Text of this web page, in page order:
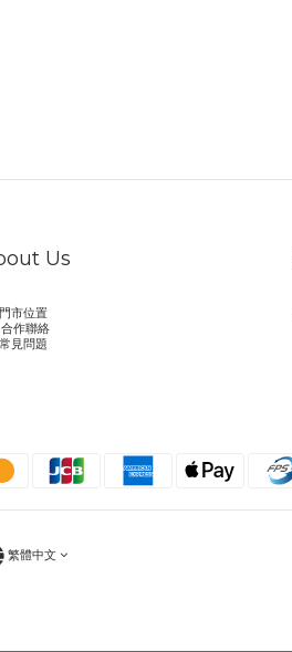
Us
門市位置
合作聯絡
常見問題
繁體中文